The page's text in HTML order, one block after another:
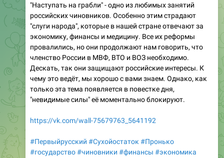
"Наступать на грабли" - одно из любимых занятий
российских чиновников. Особенно этим страдают
"слуги народа", которые в нашей стране отвечают за
экономику, финансы и медицину. Все их реформы
провалились, но они продолжают нам говорить, что
членство России в МВФ, ВТО и ВОЗ необходимо.
Дескать, так они защищают российские интересы. К
чему это ведёт, мы хорошо с вами знаем. Однако, как
только эта тема появляется в повестке дня,
"невидимые силы" её моментально блокируют.
https://vk.com/wall-75679763_5641192
#Первыйрусский #Сухойостаток #Пронько
#государство#чиновники #финансы #экономика